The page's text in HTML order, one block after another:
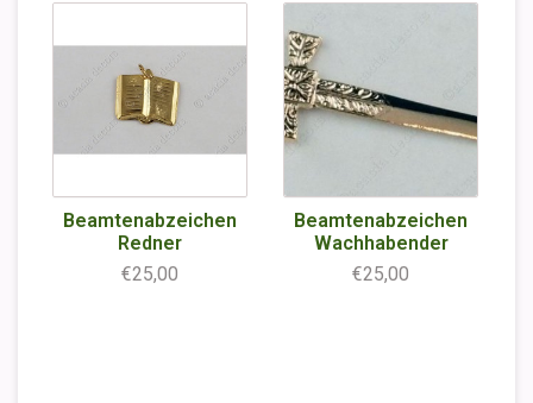
Beamtenabzeichen
Redner
€25,00
Beamtenabzeichen
Wachhabender
€25,00